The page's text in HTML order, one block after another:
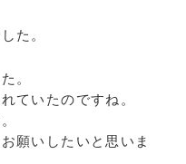
た。
。
ていたのですね。
願いしたいと思いま